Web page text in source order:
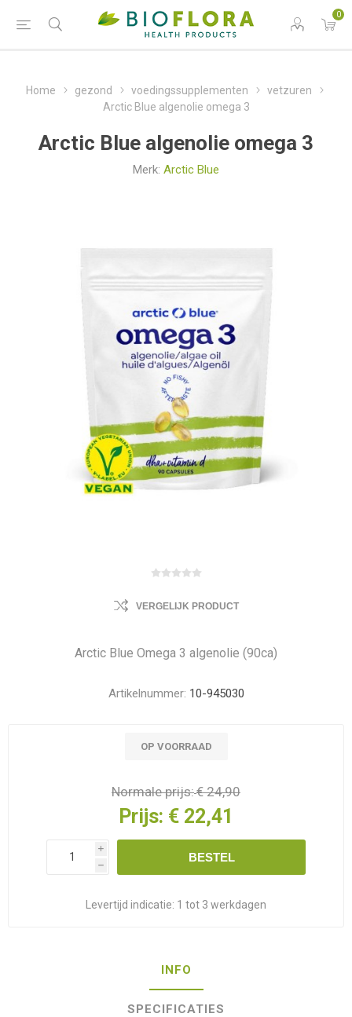
0
Home gezond voedingssupplementen
vetzuren
Arctic Blue algenolie omega 3
Arctic Blue algenolie omega 3
Merk: Arctic Blue
VERGELIJK PRODUCT
Arctic Blue Omega 3 algenolie (90ca)
Artikelnummer: 10-945030
OP VOORRAAD
Normale prijs:€ 24,90
Prijs: € 22,41
i
h
BESTEL
Levertijd indicatie: 1 tot 3 werkdagen
INFO
SPECIFICATIES